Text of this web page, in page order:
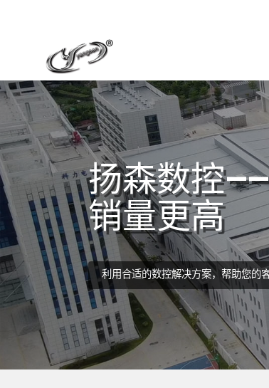
扬森数控
销量更高
利用合适的数控解决方案，帮助您的